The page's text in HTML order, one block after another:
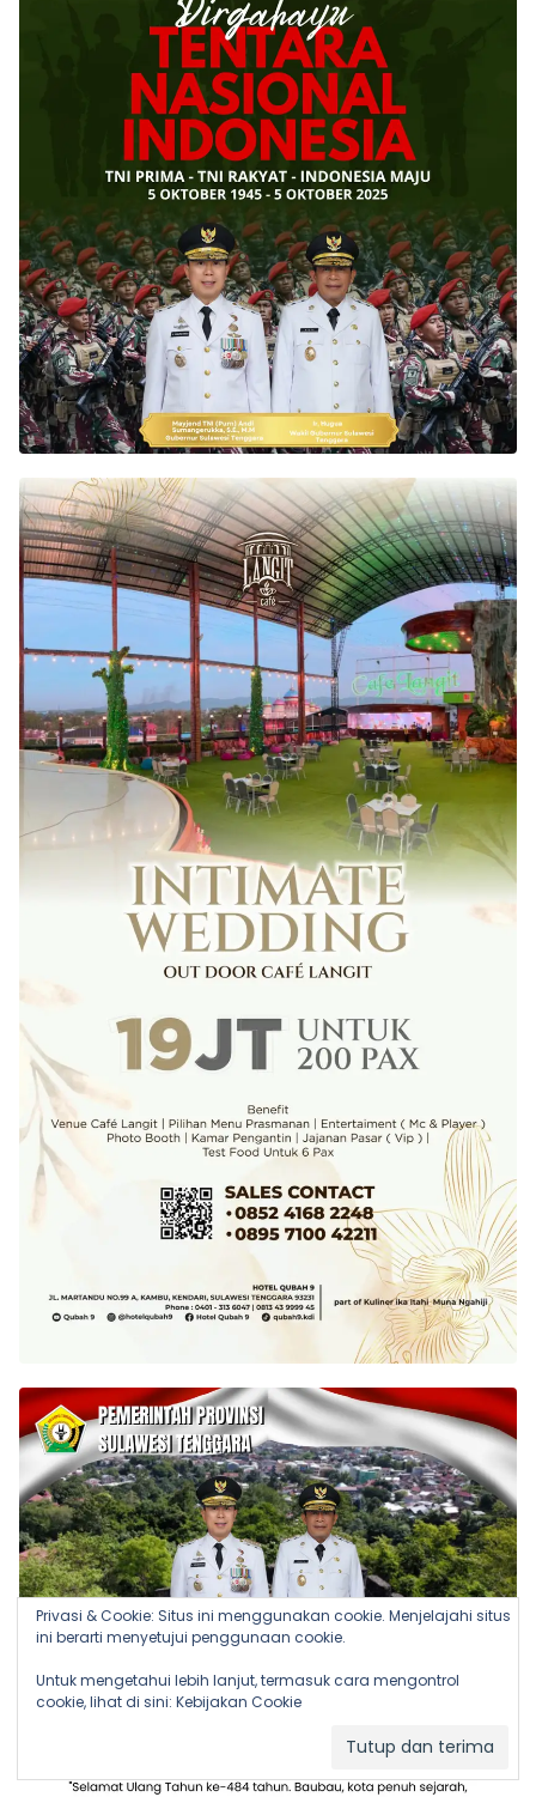
Privasi & Cookie: Situs ini menggunakan cookie. Menjelajahi situs
ini berarti menyetujui penggunaan cookie.
Untuk mengetahui lebih lanjut, termasuk cara mengontrol
cookie, lihat di sini: Kebijakan Cookie